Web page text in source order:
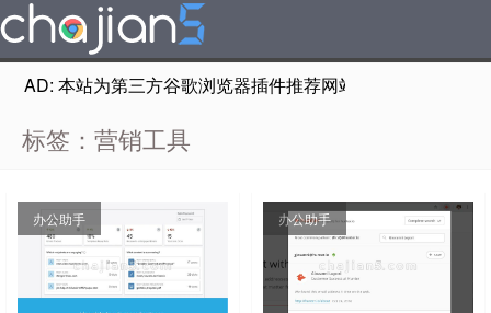
AD: 本站为第三方谷歌浏览器插件推荐网站，非Google
标签：营销工具
办公助手 办公助手